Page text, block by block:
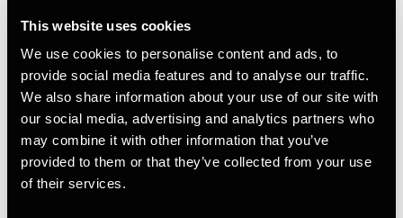
This website uses cookies
We use cookies to personalise content and ads, to
provide social media features and to analyse our traffic.
We also share information about your use of our site with
our social media, advertising and analytics partners who
may combine it with other information that you’ve
provided to them or that they’ve collected from your use
of their services.
Også bestyrelseshonorarer samt udgifter forbundet med
regler.
Når det gælder salgsbonusser til egne medarbejdere, der
udbetales i forbindelse med et salg af aktiviteter og som
hænger sammen med dette, er ligeledes omfattet, hvis
virksomheden kan anses for rette omkostningsbærer.
Undtagelser